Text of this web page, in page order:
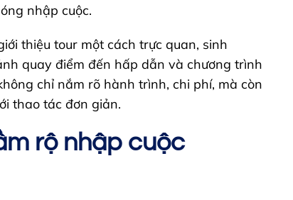
nhập cuộc.
thiệu tour một cách trực quan, sinh
quay điểm đến hấp dẫn và chương trình
chỉ nắm rõ hành trình, chi phí, mà còn
thao tác đơn giản.
rộ nhập cuộc